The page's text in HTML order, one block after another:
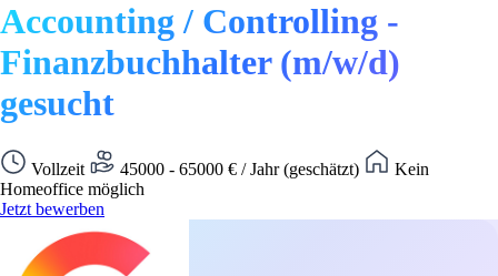
Accounting / Controlling -
Finanzbuchhalter (m/w/d)
gesucht
Vollzeit 45000 - 65000 € / Jahr (geschätzt)
Kein
Homeoffice möglich
Jetzt bewerben